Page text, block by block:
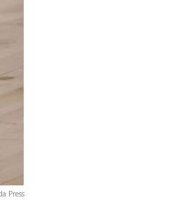
Press